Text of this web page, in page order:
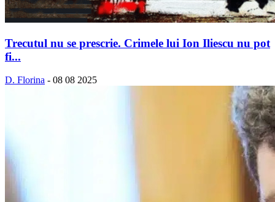
Trecutul nu se prescrie. Crimele lui Ion Iliescu nu pot
fi...
D. Florina - 08 08 2025